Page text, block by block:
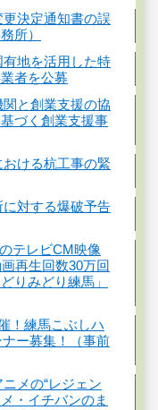
更決定通知書の誤
所）
有地を活用した特
者を公募
関と創業支援の協
づく創業支援事
おける杭工事の緊
に対する爆破予告
テレビCM映像
再生回数30万回
りみどり練馬」
！練馬こぶしハ
ー募集！（事前
メの“レジェン
・イチバンのま